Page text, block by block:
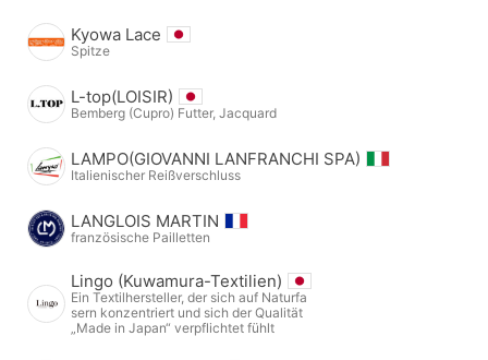
Kyowa Lace
Spitze
L-top(LOISIR)
Bemberg (Cupro) Futter, Jacquard
LAMPO(GIOVANNI LANFRANCHI SPA)
Italienischer Reißverschluss
LANGLOIS MARTIN
französische Pailletten
Lingo (Kuwamura-Textilien)
Ein Textilhersteller, der sich auf Naturfa
sern konzentriert und sich der Qualität
„Made in Japan“ verpflichtet fühlt